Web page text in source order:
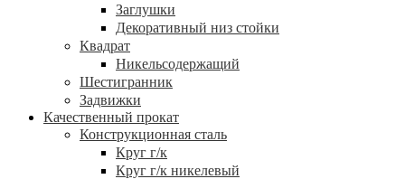
Заглушки
Декоративный низ стойки
Квадрат
Никельсодержащий
Шестигранник
Задвижки
Качественный прокат
Конструкционная сталь
Круг г/к
Круг г/к никелевый